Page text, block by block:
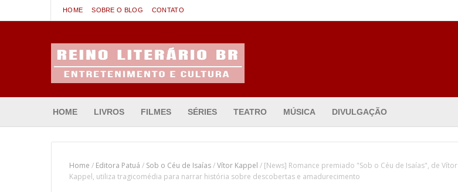
HOME SOBRE O BLOG CONTATO
HOME LIVROS FILMES SÉRIES TEATRO MÚSICA DIVULGAÇÃO
Home / Editora Patuá / Sob o Céu de Isaías/Vítor Kappel / [News] Romance premiado "Sob o Céu de Isaías", de Vítor
Kappel, utiliza tragicomédia para narrar história sobre descobertas e amadurecimento